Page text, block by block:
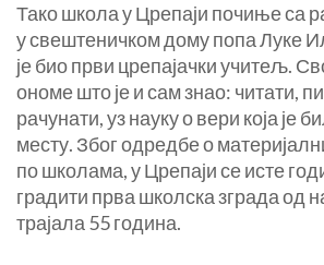
Тако школа у Црепаји почиње са
у свештеничком дому попа Луке
је био први црепајачки учитељ.
ономе што је и сам знао: читати,
рачунати, уз науку о вери која је
месту. Због одредбе о
по школама, у Црепаји се исте
градити прва школска зграда од
трајала 55 година.